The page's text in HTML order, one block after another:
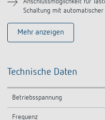
Anschlussmöglichkeit für
Schaltung mit
Mehr anzeigen
Technische Daten
Betriebsspannung
Frequenz